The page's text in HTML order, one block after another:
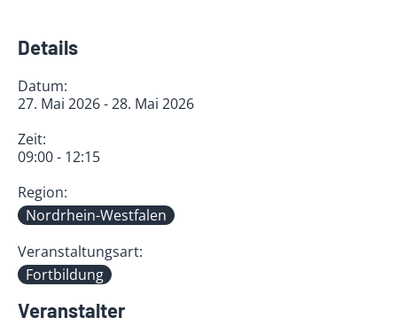
Details
Datum:
27. Mai 2026 - 28. Mai 2026
Zeit:
09:00 - 12:15
Region:
Nordrhein-Westfalen
Veranstaltungsart:
Fortbildung
Veranstalter